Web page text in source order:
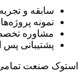
سابقه و تجربه
نمونه
مشاوره
پشتیبانی
استوک صنعت